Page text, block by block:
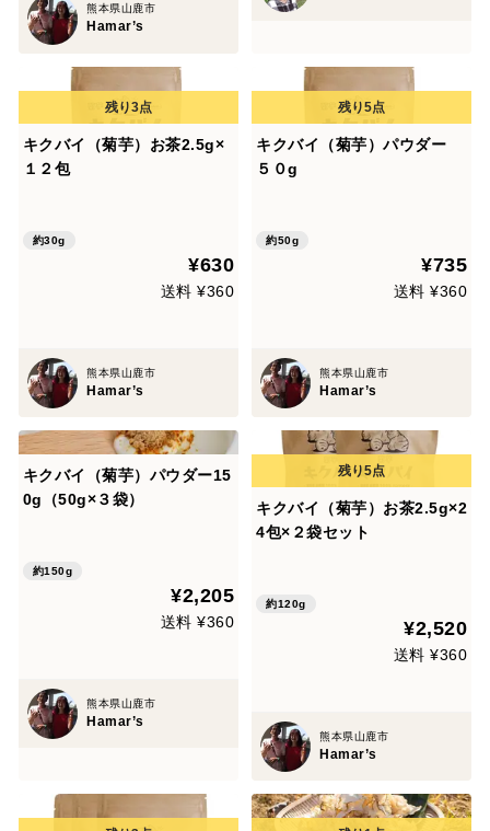
熊本県山鹿市
Hamar’s
キクバイ（菊芋）お茶2.5g×
１２包
約30g
¥630
送料 ¥360
熊本県山鹿市
Hamar’s
キクバイ（菊芋）パウダー
５０g
約50g
¥735
送料 ¥360
熊本県山鹿市
Hamar’s
キクバイ（菊芋）パウダー15
0g（50g×３袋）
約150g
¥2,205
送料 ¥360
熊本県山鹿市
Hamar’s
キクバイ（菊芋）お茶2.5g×2
4包×２袋セット
約120g
¥2,520
送料 ¥360
熊本県山鹿市
Hamar’s